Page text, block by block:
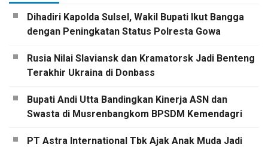
Dihadiri Kapolda Sulsel, Wakil Bupati Ikut Bangga
dengan Peningkatan Status Polresta Gowa
Rusia Nilai Slaviansk dan Kramatorsk Jadi Benteng
Terakhir Ukraina di Donbass
Bupati Andi Utta Bandingkan Kinerja ASN dan
Swasta di Musrenbangkom BPSDM Kemendagri
PT Astra International Tbk Ajak Anak Muda Jadi